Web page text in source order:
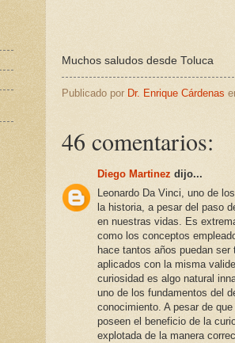
Muchos saludos desde Toluca
Publicado por Dr. Enrique Cárdenas
46 comentarios:
Diego Martinez dijo...
Leonardo Da Vinci, uno de
la historia, a pesar del paso
en nuestras vidas. Es
como los conceptos
hace tantos años puedan
aplicados con la misma
curiosidad es algo natural
uno de los fundamentos del
conocimiento. A pesar de
poseen el beneficio de la
explotada de la manera